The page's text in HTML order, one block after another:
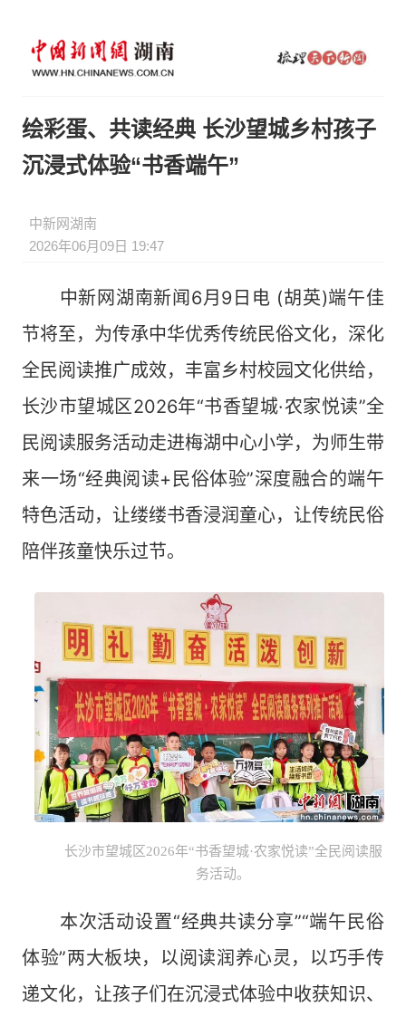
绘彩蛋、共读经典 长沙望城乡村孩子
沉浸式体验“书香端午”
中新网湖南
2026年06月09日 19:47
中新网湖南新闻6月9日电 (胡英)端午佳
节将至，为传承中华优秀传统民俗文化，深化
全民阅读推广成效，丰富乡村校园文化供给，
长沙市望城区2026年“书香望城·农家悦读”全
民阅读服务活动走进梅湖中心小学，为师生带
来一场“经典阅读+民俗体验”深度融合的端午
特色活动，让缕缕书香浸润童心，让传统民俗
陪伴孩童快乐过节。
长沙市望城区2026年“书香望城·农家悦读”全民阅读服
务活动。
本次活动设置“经典共读分享”“端午民俗
体验”两大板块，以阅读润养心灵，以巧手传
递文化，让孩子们在沉浸式体验中收获知识、